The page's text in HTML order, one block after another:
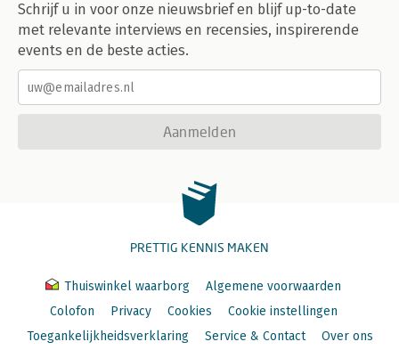
Schrijf u in voor onze nieuwsbrief en blijf up-to-date
met relevante interviews en recensies, inspirerende
events en de beste acties.
Aanmelden
PRETTIG KENNIS MAKEN
Thuiswinkel waarborg
Algemene voorwaarden
Colofon
Privacy Cookies
Cookie instellingen
Toegankelijkheidsverklaring
Service & Contact Over ons